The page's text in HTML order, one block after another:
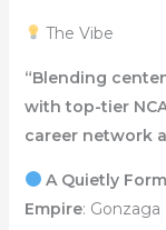
The Vibe
“Blending
with top-tier
career network
A Quietly
Empire: Gonzaga